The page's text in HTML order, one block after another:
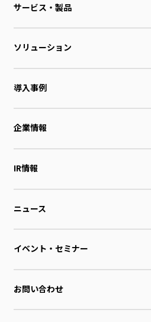
サービス・製品
ソリューション
導入事例
企業情報
IR情報
ニュース
イベント・セミナー
お問い合わせ